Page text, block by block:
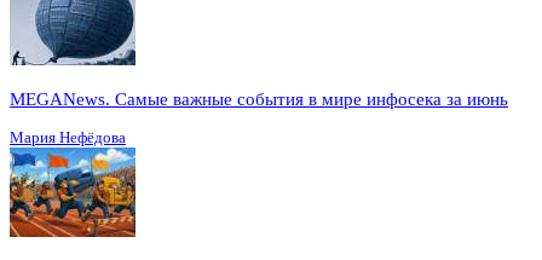
MEGANews. Cамые важные события в мире инфосека за июнь
Мария Нефёдова